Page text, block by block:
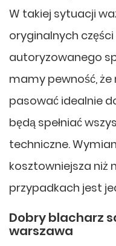
W takiej sytuacji
oryginalnych
autoryzowanego
mamy pewność,
pasować idealnie
będą spełniać
techniczne.
kosztowniejsza niż
przypadkach jest
Dobry blacharz
warszawa